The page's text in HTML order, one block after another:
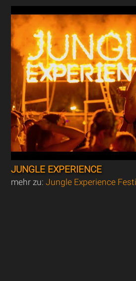
JUNGLE EXPERIENCE
mehr zu:Jungle Experience